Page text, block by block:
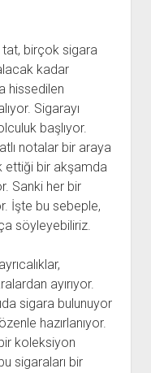
tat, birçok sigara
kadar
hissedilen
Sigarayı
başlıyor.
notalar bir araya
ettiği bir akşamda
Sanki her bir
İşte bu sebeple,
söyleyebiliriz.
ayırıyor.
sigara bulunuyor
hazırlanıyor.
koleksiyon
sigaraları bir